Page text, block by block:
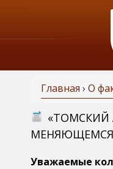
В
ы
Главная › О
«ТОМСКИЙ
Уважаемые